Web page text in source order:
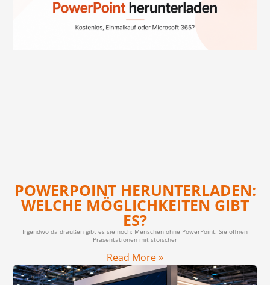
POWERPOINT HERUNTERLADEN:
WELCHE MÖGLICHKEITEN GIBT
ES?
Irgendwo da draußen gibt es sie noch: Menschen ohne PowerPoint. Sie öffnen
Präsentationen mit stoischer
Read More »